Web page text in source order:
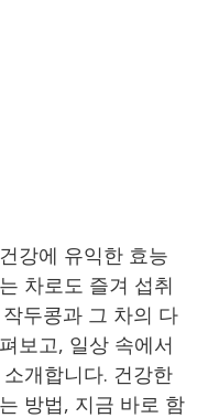
강에 유익한 효능
차로도 즐겨 섭취
두콩과 그 차의 다
보고, 일상 속에서
개합니다. 건강한
방법, 지금 바로 함